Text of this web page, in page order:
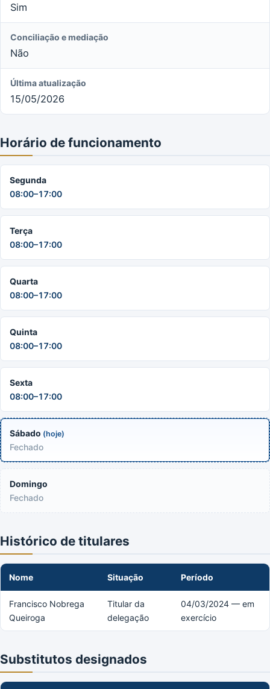
Sim
Conciliação e mediação
Não
Última atualização
15/05/2026
Horário de funcionamento
Segunda
08:00–17:00
Terça
08:00–17:00
Quarta
08:00–17:00
Quinta
08:00–17:00
Sexta
08:00–17:00
Sábado (hoje)
Fechado
Domingo
Fechado
Histórico de titulares
Nome Situação Período
Francisco Nobrega
Queiroga
Titular da
delegação
04/03/2024 — em
exercício
Substitutos designados